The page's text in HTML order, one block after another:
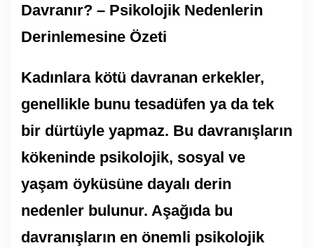
Davranır? – Psikolojik Nedenlerin
Derinlemesine Özeti
Kadınlara kötü davranan erkekler,
genellikle bunu tesadüfen ya da tek
bir dürtüyle yapmaz. Bu davranışların
kökeninde psikolojik, sosyal ve
yaşam öyküsüne dayalı derin
nedenler bulunur. Aşağıda bu
davranışların en önemli psikolojik